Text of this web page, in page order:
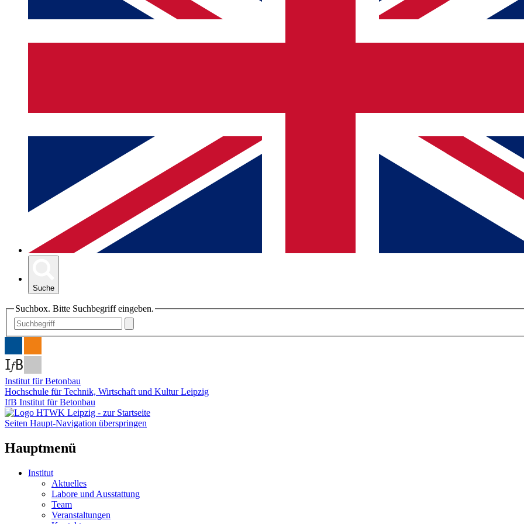
Suche
Suchbox. Bitte Suchbegriff eingeben.
Institut für Betonbau
Hochschule für Technik, Wirtschaft und Kultur Leipzig
IfB Institut für Betonbau
Seiten Haupt-Navigation überspringen
Hauptmenü
Institut
Aktuelles
Labore und Ausstattung
Team
Veranstaltungen